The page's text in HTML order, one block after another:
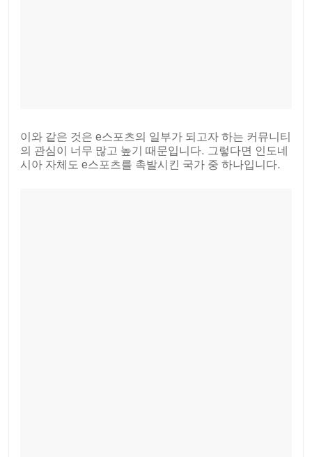
이와 같은 것은 e스포츠의 일부가 되고자 하는 커뮤니티
의 관심이 너무 많고 높기 때문입니다. 그렇다면 인도네
시아 자체도 e스포츠를 촉발시킨 국가 중 하나입니다.